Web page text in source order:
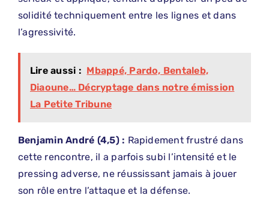
solidité techniquement entre les lignes et dans
l’agressivité.
Lire aussi : Mbappé, Pardo, Bentaleb,
Diaoune… Décryptage dans notre émission
La Petite Tribune
Benjamin​André (4,5) : Rapidement frustré dans
cette rencontre, il a parfois subi l’intensité et le
pressing adverse, ne réussissant jamais à jouer
son rôle entre l’attaque et la défense.